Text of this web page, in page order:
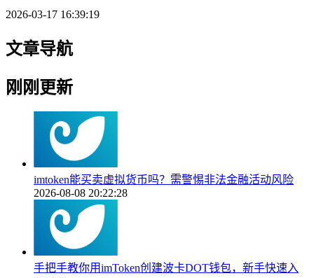
2026-03-17 16:39:19
文章导航
刚刚更新
imtoken能买卖虚拟货币吗？需警惕非法金融活动风险
2026-08-08 20:22:28
手把手教你用imToken创建波卡DOT钱包，新手快速入